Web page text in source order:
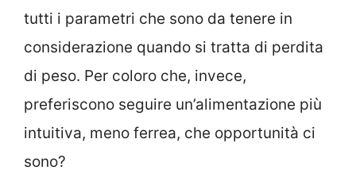
tutti i parametri che sono da tenere in
considerazione quando si tratta di perdita
di peso. Per coloro che, invece,
preferiscono seguire un’alimentazione più
intuitiva, meno ferrea, che opportunità ci
sono?